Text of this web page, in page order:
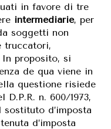
in favore di tre
intermediarie, per
soggetti non
truccatori,
proposito, si
de qua viene in
questione risiede
D.P.R. n. 600/1973,
sostituto d’imposta
d’imposta